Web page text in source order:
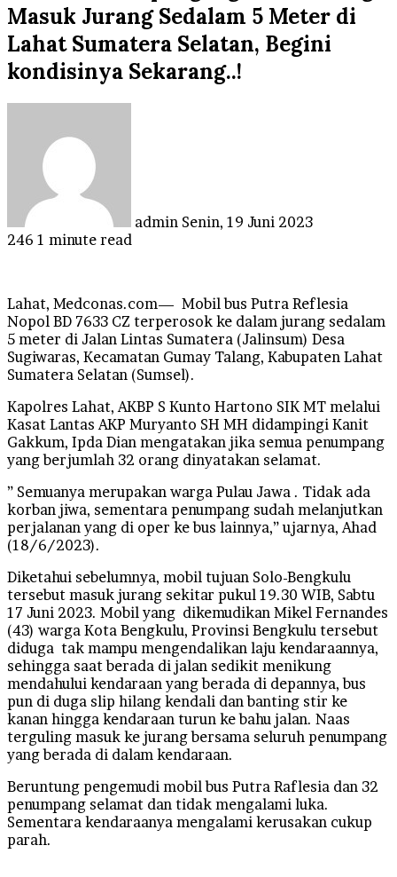
Masuk Jurang Sedalam 5 Meter di
Lahat Sumatera Selatan, Begini
kondisinya Sekarang..!
admin Senin, 19 Juni 2023
246 1 minute read
Lahat, Medconas.com— Mobil bus Putra Reflesia
Nopol BD 7633 CZ terperosok ke dalam jurang sedalam
5 meter di Jalan Lintas Sumatera (Jalinsum) Desa
Sugiwaras, Kecamatan Gumay Talang, Kabupaten Lahat
Sumatera Selatan (Sumsel).
Kapolres Lahat, AKBP S Kunto Hartono SIK MT melalui
Kasat Lantas AKP Muryanto SH MH didampingi Kanit
Gakkum, Ipda Dian mengatakan jika semua penumpang
yang berjumlah 32 orang dinyatakan selamat.
” Semuanya merupakan warga Pulau Jawa . Tidak ada
korban jiwa, sementara penumpang sudah melanjutkan
perjalanan yang di oper ke bus lainnya,” ujarnya, Ahad
(18/6/2023).
Diketahui sebelumnya, mobil tujuan Solo-Bengkulu
tersebut masuk jurang sekitar pukul 19.30 WIB, Sabtu
17 Juni 2023. Mobil yang dikemudikan Mikel Fernandes
(43) warga Kota Bengkulu, Provinsi Bengkulu tersebut
diduga tak mampu mengendalikan laju kendaraannya,
sehingga saat berada di jalan sedikit menikung
mendahului kendaraan yang berada di depannya, bus
pun di duga slip hilang kendali dan banting stir ke
kanan hingga kendaraan turun ke bahu jalan. Naas
terguling masuk ke jurang bersama seluruh penumpang
yang berada di dalam kendaraan.
Beruntung pengemudi mobil bus Putra Raflesia dan 32
penumpang selamat dan tidak mengalami luka.
Sementara kendaraanya mengalami kerusakan cukup
parah.